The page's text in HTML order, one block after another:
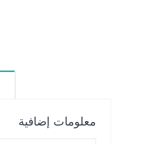
معلومات إضافية